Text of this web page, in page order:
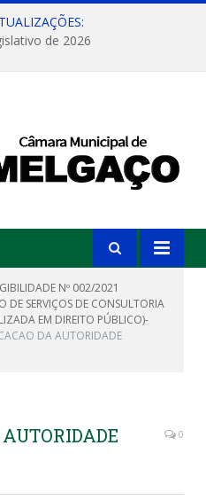
de 2026
Nº 002/2021
DE SERVIÇOS DE CONSULTORIA
EM DIREITO PÚBLICO)-
DA AUTORIDADE
0